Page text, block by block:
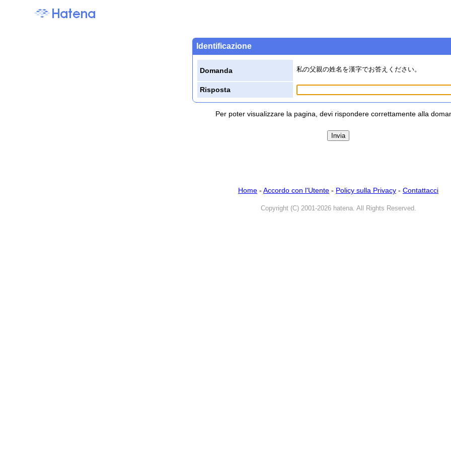
Identificazione
Domanda 私の父親の姓名を漢字でお答えください。
Risposta
Per poter visualizzare la pagina, devi rispondere correttamente alla
Home - Accordo con l'Utente - Policy sulla Privacy - Contattacci
Copyright (C) 2001-2026 hatena. All Rights Reserved.